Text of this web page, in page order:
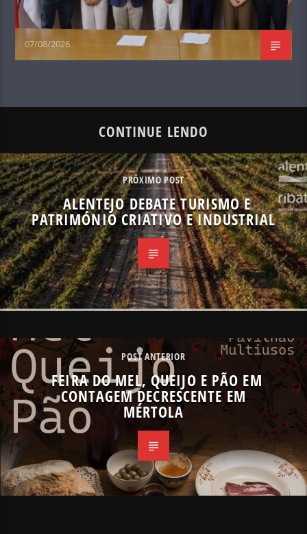
07/08/2026
CONTINUE LENDO
PRÓXIMO POST
ALENTEJO DEBATE TURISMO E
PATRIMÓNIO CRIATIVO E INDUSTRIAL
POST ANTERIOR
FEIRA DO MEL, QUEIJO E PÃO EM
CONTAGEM DECRESCENTE EM
MÉRTOLA